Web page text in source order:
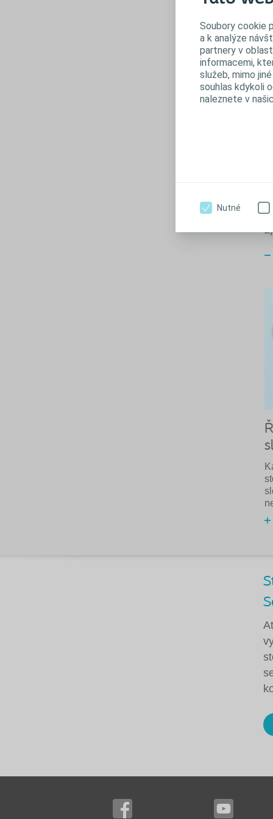
Soubory cookie
a k analýze
partnery v
informacemi,
služeb, mimo
souhlas kdykoli
naleznete v
Nutné